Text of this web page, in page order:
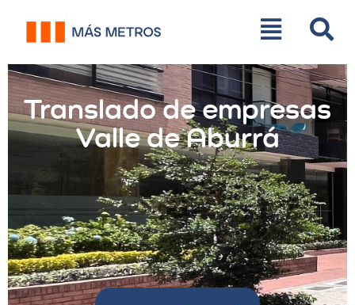
Translado de empresas
Valle de Aburrá